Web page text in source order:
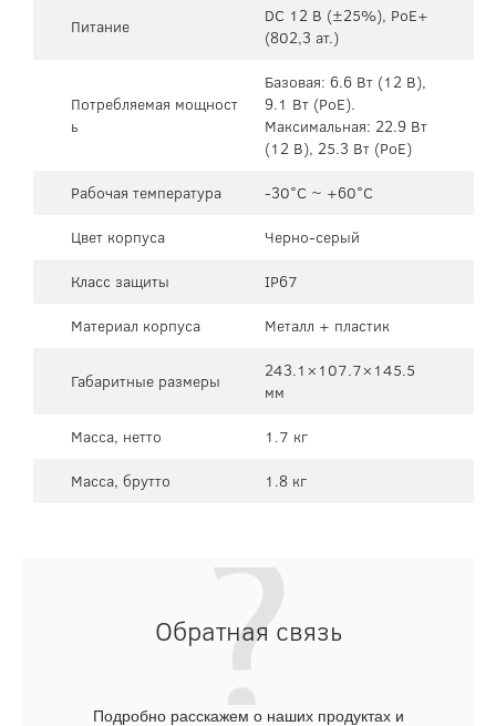
Питание
DC 12 В (±25%), PoE+
(802,3 ат.)
Потребляемая мощност
ь
Базовая: 6.6 Вт (12 В),
9.1 Вт (PoE).
Максимальная: 22.9 Вт
(12 В), 25.3 Вт (PoE)
Рабочая температура
-30°C ~ +60°C
Цвет корпуса
Черно-серый
Класс защиты
IP67
Материал корпуса
Металл + пластик
Габаритные размеры
243.1×107.7×145.5
мм
Масса, нетто
1.7 кг
Масса, брутто
1.8 кг
Обратная связь
Подробно расскажем о наших продуктах и